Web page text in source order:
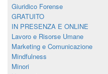
Giuridico Forense
GRATUITO
IN PRESENZA E ONLINE
Lavoro e Risorse Umane
Marketing e Comunicazione
Mindfulness
Minori